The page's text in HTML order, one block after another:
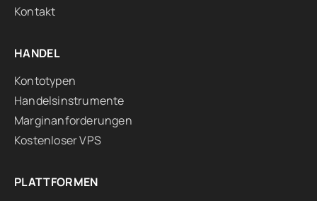
Kontakt
HANDEL
Kontotypen
Handelsinstrumente
Marginanforderungen
Kostenloser VPS
PLATTFORMEN